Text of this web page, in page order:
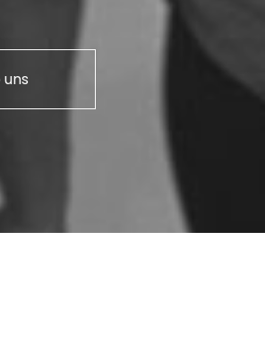
uns